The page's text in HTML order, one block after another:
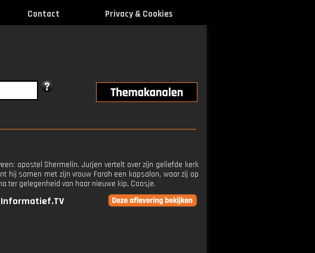
Contact Privacy & Cookies
apostel Shermelin. Jurjen vertelt over zijn geliefde kerk
hij samen met zijn vrouw Farah een kapsalon, waar zij op
ter gelegenheid van haar nieuwe kip, Coosje.
Informatief.TV